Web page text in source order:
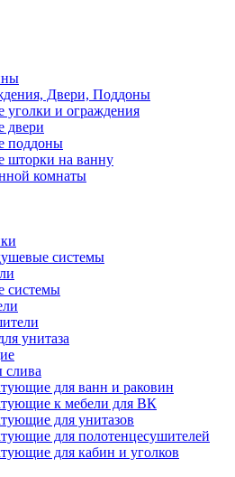
Двери, Поддоны
уголки и ограждения
двери
поддоны
шторки на ванну
комнаты
системы
системы
унитаза
для ванн и раковин
к мебели для ВК
для унитазов
для полотенцесушителей
для кабин и уголков